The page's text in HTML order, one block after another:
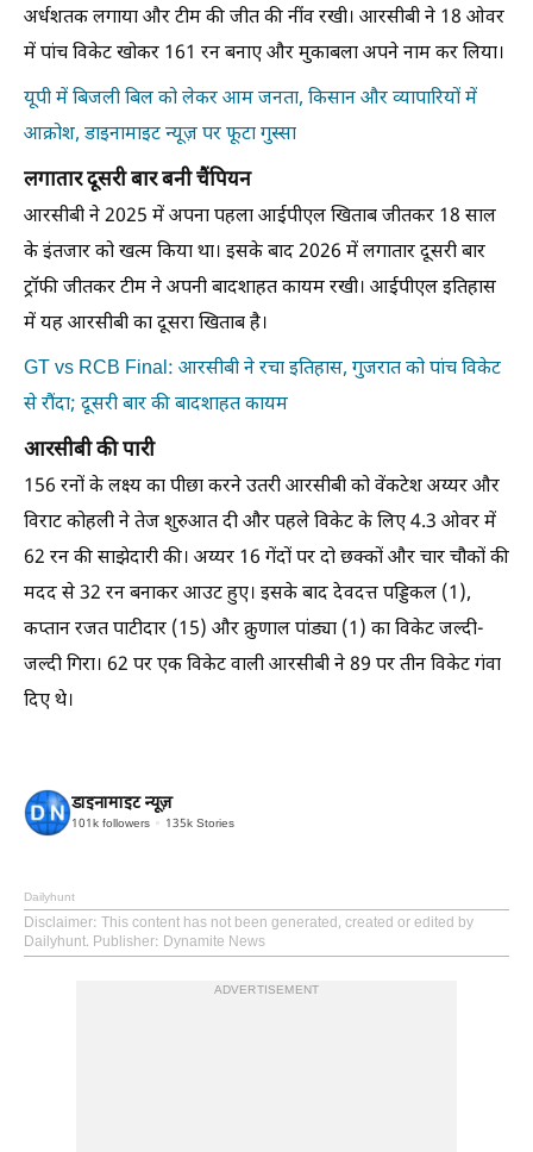
अर्धशतक लगाया और टीम की जीत की नींव रखी। आरसीबी ने 18 ओवर
में पांच विकेट खोकर 161 रन बनाए और मुकाबला अपने नाम कर लिया।
यूपी में बिजली बिल को लेकर आम जनता, किसान और व्यापारियों में
आक्रोश, डाइनामाइट न्यूज़ पर फूटा गुस्सा
लगातार दूसरी बार बनी चैंपियन
आरसीबी ने 2025 में अपना पहला आईपीएल खिताब जीतकर 18 साल
के इंतजार को खत्म किया था। इसके बाद 2026 में लगातार दूसरी बार
ट्रॉफी जीतकर टीम ने अपनी बादशाहत कायम रखी। आईपीएल इतिहास
में यह आरसीबी का दूसरा खिताब है।
GT vs RCB Final: आरसीबी ने रचा इतिहास, गुजरात को पांच विकेट
से रौंदा; दूसरी बार की बादशाहत कायम
आरसीबी की पारी
156 रनों के लक्ष्य का पीछा करने उतरी आरसीबी को वेंकटेश अय्यर और
विराट कोहली ने तेज शुरुआत दी और पहले विकेट के लिए 4.3 ओवर में
62 रन की साझेदारी की। अय्यर 16 गेंदों पर दो छक्कों और चार चौकों की
मदद से 32 रन बनाकर आउट हुए। इसके बाद देवदत्त पड्डिकल (1),
कप्तान रजत पाटीदार (15) और क्रुणाल पांड्या (1) का विकेट जल्दी-
जल्दी गिरा। 62 पर एक विकेट वाली आरसीबी ने 89 पर तीन विकेट गंवा
दिए थे।
डाइनामाइट न्यूज़
101k followers 135k Stories
Dailyhunt
Disclaimer: This content has not been generated, created or edited by
Dailyhunt. Publisher: Dynamite News
ADVERTISEMENT